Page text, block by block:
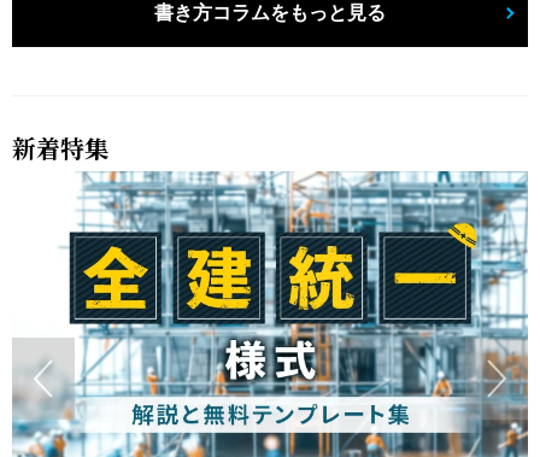
書き方コラムをもっと見る
新着特集